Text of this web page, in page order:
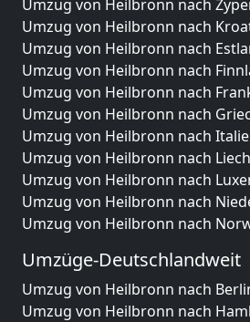
Umzug von Heilbronn nach
Umzug von Heilbronn nach
Umzug von Heilbronn nach
Umzug von Heilbronn nach
Umzug von Heilbronn nach
Umzug von Heilbronn nach
Umzug von Heilbronn nach
Umzug von Heilbronn nach
Umzug von Heilbronn nach
Umzug von Heilbronn nach
Umzug von Heilbronn nach
Umzüge-Deutschlandweit
Umzug von Heilbronn nach
Umzug von Heilbronn nach